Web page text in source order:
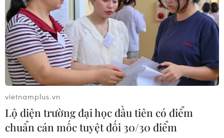
Iran ra điều kiện gì với Mỹ
trước khi mở lại Eo biển Hormuz?
03/08/2026 16:12
Iran tuyên bố chưa đạt đủ điều kiện
để mở lại eo biển Hormuz
03/08/2026 15:59
vietnamplus.vn
Lộ diện trường đại học đầu tiên có điểm
chuẩn cán mốc tuyệt đối 30/30 điểm